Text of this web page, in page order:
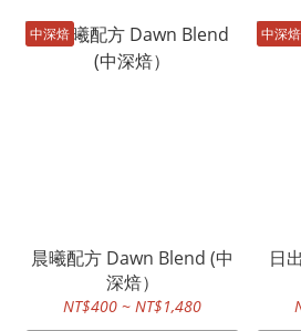
中深焙
晨曦配方 Dawn Blend (中
深焙）
NT$400 ~ NT$1,480
中深焙
日